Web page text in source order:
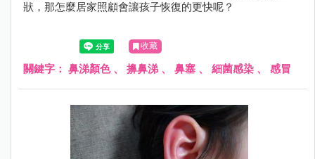
狀，那怎麼居家照顧會讓孩子恢復的更快呢？
收藏
關鍵字： 鼻涕顏色、 擤鼻涕 、 鼻塞 、 細菌感染 、 感冒